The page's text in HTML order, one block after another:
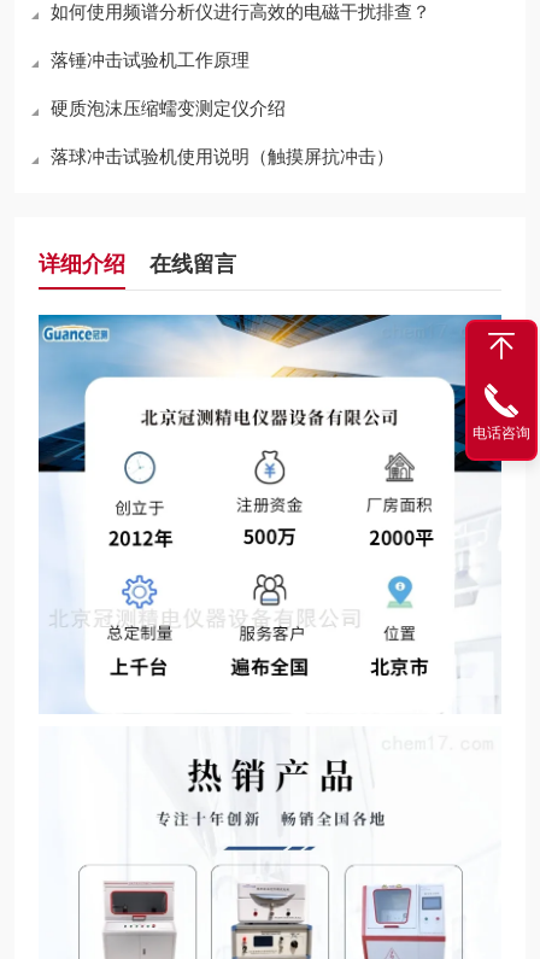
如何使用频谱分析仪进行高效的电磁干扰排查？
落锤冲击试验机工作原理
硬质泡沫压缩蠕变测定仪介绍
落球冲击试验机使用说明（触摸屏抗冲击）
详细介绍 在线留言
电话咨询